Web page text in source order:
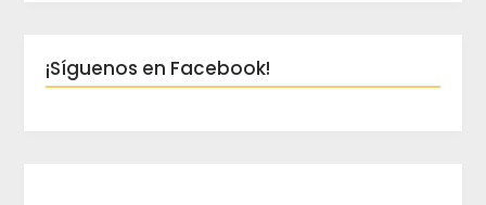
¡Síguenos en Facebook!